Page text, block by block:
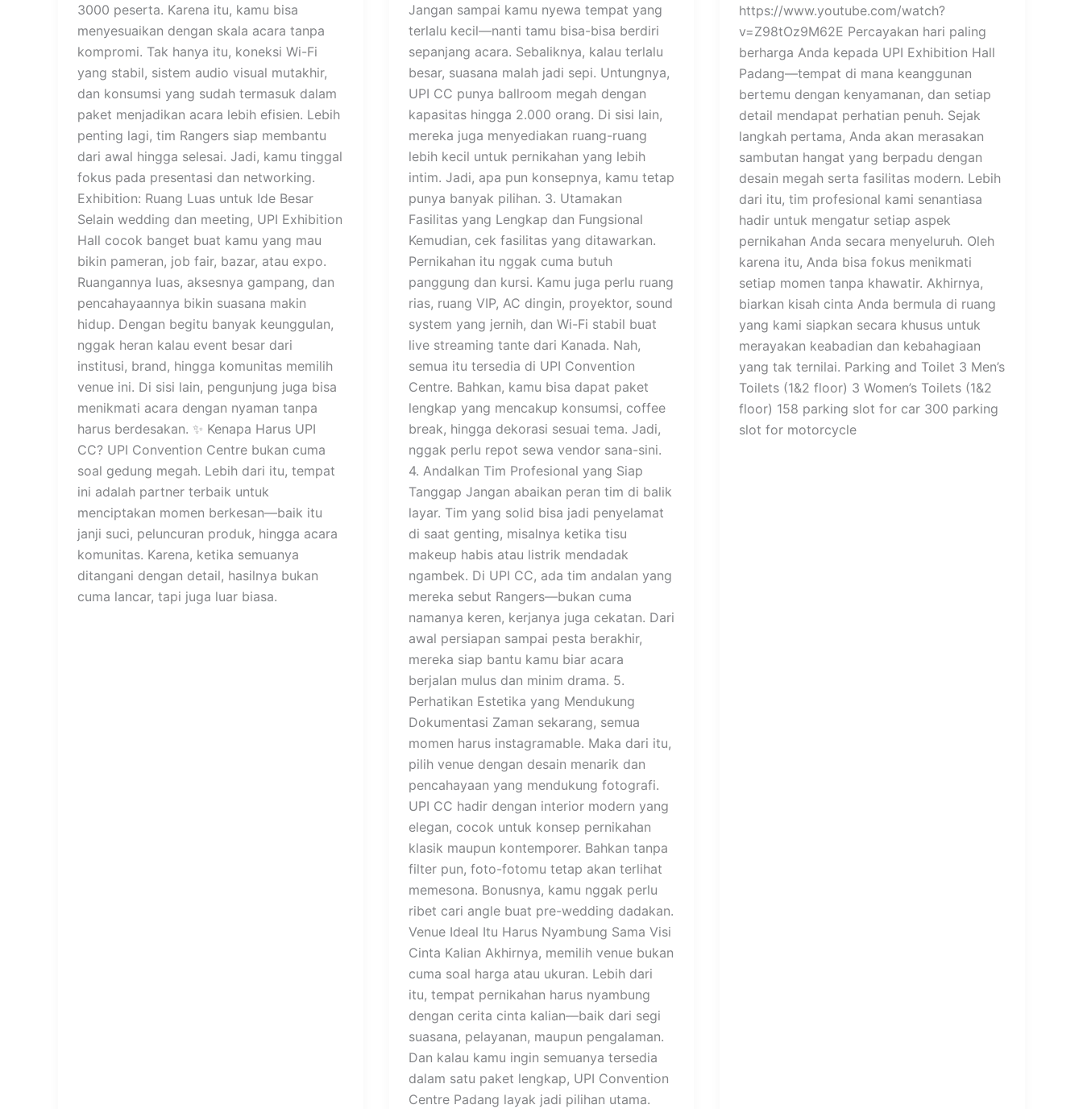
3000 peserta. Karena itu, kamu bisa
menyesuaikan dengan skala acara tanpa
kompromi. Tak hanya itu, koneksi Wi-Fi
yang stabil, sistem audio visual mutakhir,
dan konsumsi yang sudah termasuk dalam
paket menjadikan acara lebih efisien. Lebih
penting lagi, tim Rangers siap membantu
dari awal hingga selesai. Jadi, kamu tinggal
fokus pada presentasi dan networking.
Exhibition: Ruang Luas untuk Ide Besar
Selain wedding dan meeting, UPI Exhibition
Hall cocok banget buat kamu yang mau
bikin pameran, job fair, bazar, atau expo.
Ruangannya luas, aksesnya gampang, dan
pencahayaannya bikin suasana makin
hidup. Dengan begitu banyak keunggulan,
nggak heran kalau event besar dari
institusi, brand, hingga komunitas memilih
venue ini. Di sisi lain, pengunjung juga bisa
menikmati acara dengan nyaman tanpa
harus berdesakan. ✨ Kenapa Harus UPI
CC? UPI Convention Centre bukan cuma
soal gedung megah. Lebih dari itu, tempat
ini adalah partner terbaik untuk
menciptakan momen berkesan—baik itu
janji suci, peluncuran produk, hingga acara
komunitas. Karena, ketika semuanya
ditangani dengan detail, hasilnya bukan
cuma lancar, tapi juga luar biasa.
Jangan sampai kamu nyewa tempat yang
terlalu kecil—nanti tamu bisa-bisa berdiri
sepanjang acara. Sebaliknya, kalau terlalu
besar, suasana malah jadi sepi. Untungnya,
UPI CC punya ballroom megah dengan
kapasitas hingga 2.000 orang. Di sisi lain,
mereka juga menyediakan ruang-ruang
lebih kecil untuk pernikahan yang lebih
intim. Jadi, apa pun konsepnya, kamu tetap
punya banyak pilihan. 3. Utamakan
Fasilitas yang Lengkap dan Fungsional
Kemudian, cek fasilitas yang ditawarkan.
Pernikahan itu nggak cuma butuh
panggung dan kursi. Kamu juga perlu ruang
rias, ruang VIP, AC dingin, proyektor, sound
system yang jernih, dan Wi-Fi stabil buat
live streaming tante dari Kanada. Nah,
semua itu tersedia di UPI Convention
Centre. Bahkan, kamu bisa dapat paket
lengkap yang mencakup konsumsi, coffee
break, hingga dekorasi sesuai tema. Jadi,
nggak perlu repot sewa vendor sana-sini.
4. Andalkan Tim Profesional yang Siap
Tanggap Jangan abaikan peran tim di balik
layar. Tim yang solid bisa jadi penyelamat
di saat genting, misalnya ketika tisu
makeup habis atau listrik mendadak
ngambek. Di UPI CC, ada tim andalan yang
mereka sebut Rangers—bukan cuma
namanya keren, kerjanya juga cekatan. Dari
awal persiapan sampai pesta berakhir,
mereka siap bantu kamu biar acara
berjalan mulus dan minim drama. 5.
Perhatikan Estetika yang Mendukung
Dokumentasi Zaman sekarang, semua
momen harus instagramable. Maka dari itu,
pilih venue dengan desain menarik dan
pencahayaan yang mendukung fotografi.
UPI CC hadir dengan interior modern yang
elegan, cocok untuk konsep pernikahan
klasik maupun kontemporer. Bahkan tanpa
filter pun, foto-fotomu tetap akan terlihat
memesona. Bonusnya, kamu nggak perlu
ribet cari angle buat pre-wedding dadakan.
Venue Ideal Itu Harus Nyambung Sama Visi
Cinta Kalian Akhirnya, memilih venue bukan
cuma soal harga atau ukuran. Lebih dari
itu, tempat pernikahan harus nyambung
dengan cerita cinta kalian—baik dari segi
suasana, pelayanan, maupun pengalaman.
Dan kalau kamu ingin semuanya tersedia
dalam satu paket lengkap, UPI Convention
Centre Padang layak jadi pilihan utama.
https://www.youtube.com/watch?
v=Z98tOz9M62E Percayakan hari paling
berharga Anda kepada UPI Exhibition Hall
Padang—tempat di mana keanggunan
bertemu dengan kenyamanan, dan setiap
detail mendapat perhatian penuh. Sejak
langkah pertama, Anda akan merasakan
sambutan hangat yang berpadu dengan
desain megah serta fasilitas modern. Lebih
dari itu, tim profesional kami senantiasa
hadir untuk mengatur setiap aspek
pernikahan Anda secara menyeluruh. Oleh
karena itu, Anda bisa fokus menikmati
setiap momen tanpa khawatir. Akhirnya,
biarkan kisah cinta Anda bermula di ruang
yang kami siapkan secara khusus untuk
merayakan keabadian dan kebahagiaan
yang tak ternilai. Parking and Toilet 3 Men’s
Toilets (1&2 floor) 3 Women’s Toilets (1&2
floor) 158 parking slot for car 300 parking
slot for motorcycle